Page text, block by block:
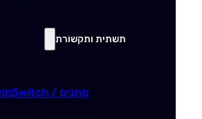
תשתית ותקשורת
מתגים / Switch